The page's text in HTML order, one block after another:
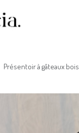
Présentoir à gâteaux bois